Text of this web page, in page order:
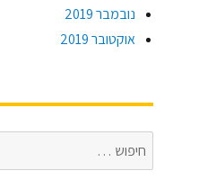
נובמבר 2019
אוקטובר 2019
חפש: